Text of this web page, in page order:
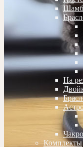
На
Комплекты